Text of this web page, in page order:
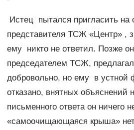
Истец пытался пригласить на
представителя ТСЖ «Центр» ,
ему никто не ответил. Позже
председателем ТСЖ,
добровольно, но ему в устной
отказано, внятных объяснений
письменного ответа он ничего
«самоочищающаяся крыша»